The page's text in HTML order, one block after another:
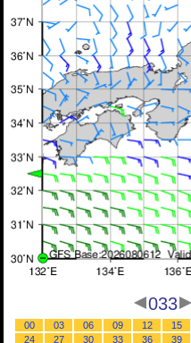
033
00 03 06 09 12 15
24
27 30 33 36 39